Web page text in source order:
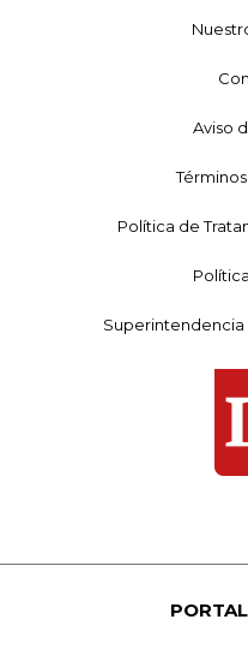
Aviso
Política de
Superintendencia